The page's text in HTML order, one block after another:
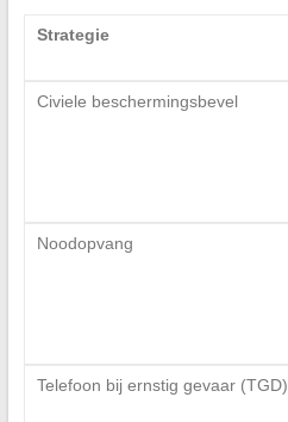
Strategie
Civiele beschermingsbevel
Noodopvang
Telefoon bij ernstig gevaar (TGD)